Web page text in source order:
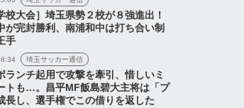
校大会］埼玉県勢２校が８強進出！
が完封勝利、南浦和中は打ち合い制
手
埼玉サッカー通信
ランチ起用で攻撃を牽引、惜しいミ
トも…。昌平MF飯島碧大主将は「プ
長し、選手権でこの借りを返した